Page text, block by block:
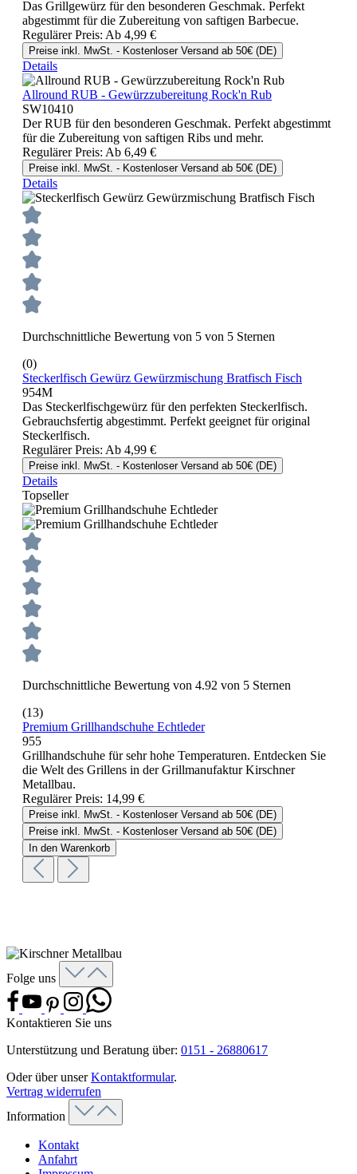
Das Grillgewürz für den besonderen Geschmak. Perfekt
abgestimmt für die Zubereitung von saftigen Barbecue.
Regulärer Preis: Ab 4,99 €
Preise inkl. MwSt. - Kostenloser Versand ab 50€ (DE)
Details
Allround RUB - Gewürzzubereitung Rock'n Rub
SW10410
Der RUB für den besonderen Geschmak. Perfekt abgestimmt
für die Zubereitung von saftigen Ribs und mehr.
Regulärer Preis: Ab 6,49 €
Preise inkl. MwSt. - Kostenloser Versand ab 50€ (DE)
Details
Durchschnittliche Bewertung von 5 von 5 Sternen
(0)
Steckerlfisch Gewürz Gewürzmischung Bratfisch Fisch
954M
Das Steckerlfischgewürz für den perfekten Steckerlfisch.
Gebrauchsfertig abgestimmt. Perfekt geeignet für original
Steckerlfisch.
Regulärer Preis: Ab 4,99 €
Preise inkl. MwSt. - Kostenloser Versand ab 50€ (DE)
Details
Topseller
Durchschnittliche Bewertung von 4.92 von 5 Sternen
(13)
Premium Grillhandschuhe Echtleder
955
Grillhandschuhe für sehr hohe Temperaturen. Entdecken Sie
die Welt des Grillens in der Grillmanufaktur Kirschner
Metallbau.
Regulärer Preis: 14,99 €
Preise inkl. MwSt. - Kostenloser Versand ab 50€ (DE)
Preise inkl. MwSt. - Kostenloser Versand ab 50€ (DE)
In den Warenkorb
Folge uns
Kontaktieren Sie uns
Unterstützung und Beratung über: 0151 - 26880617
Oder über unserKontaktformular.
Vertrag widerrufen
Information
Kontakt
Anfahrt